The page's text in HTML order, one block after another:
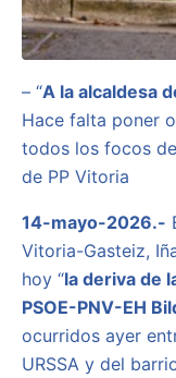
– “A la alcaldesa
Hace falta poner
todos los focos
de PP Vitoria
14-mayo-2026.-
Vitoria-Gasteiz,
hoy “la deriva de
PSOE-PNV-EH
ocurridos ayer
URSSA y del